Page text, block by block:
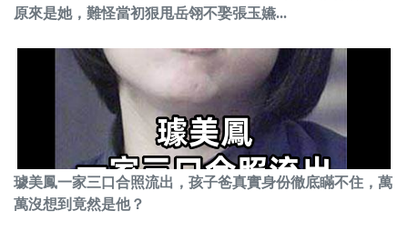
原來是她，難怪當初狠甩岳翎不娶張玉嬿...
璩美鳳一家三口合照流出，孩子爸真實身份徹底瞞不住，萬
萬沒想到竟然是他？